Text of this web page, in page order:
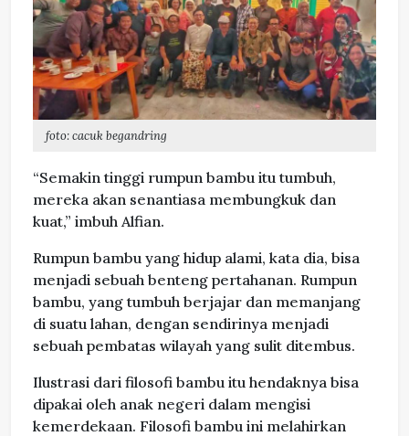
foto: cacuk begandring
“Semakin tinggi rumpun bambu itu tumbuh,
mereka akan senantiasa membungkuk dan
kuat,” imbuh Alfian.
Rumpun bambu yang hidup alami, kata dia, bisa
menjadi sebuah benteng pertahanan. Rumpun
bambu, yang tumbuh berjajar dan memanjang
di suatu lahan, dengan sendirinya menjadi
sebuah pembatas wilayah yang sulit ditembus.
Ilustrasi dari filosofi bambu itu hendaknya bisa
dipakai oleh anak negeri dalam mengisi
kemerdekaan. Filosofi bambu ini melahirkan